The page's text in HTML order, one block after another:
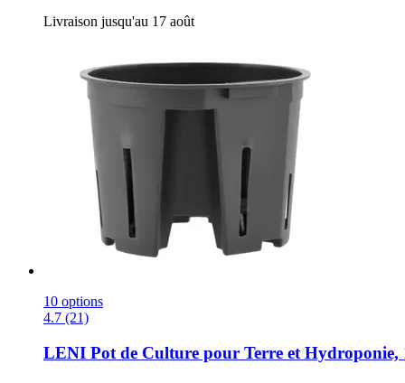
Livraison jusqu'au 17 août
10 options
4.7 (21)
LENI Pot de Culture pour Terre et Hydroponie,